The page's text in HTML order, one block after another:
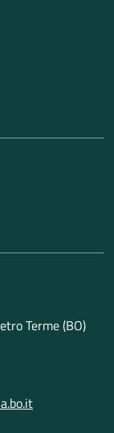
Terme (BO)